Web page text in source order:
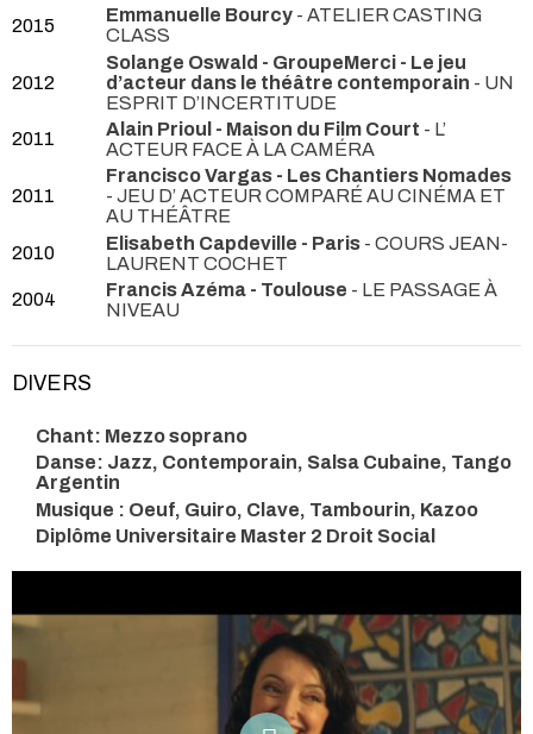
2015
Emmanuelle Bourcy - ATELIER CASTING
CLASS
2012
Solange Oswald - GroupeMerci - Le jeu
d’acteur dans le théâtre contemporain - UN
ESPRIT D’INCERTITUDE
2011
Alain Prioul - Maison du Film Court - L’
ACTEUR FACE À LA CAMÉRA
2011
Francisco Vargas - Les Chantiers Nomades
- JEU D’ ACTEUR COMPARÉ AU CINÉMA ET
AU THÉÂTRE
2010
Elisabeth Capdeville - Paris - COURS JEAN-
LAURENT COCHET
2004
Francis Azéma - Toulouse - LE PASSAGE À
NIVEAU
DIVERS
Chant: Mezzo soprano
Danse: Jazz, Contemporain, Salsa Cubaine, Tango
Argentin
Musique : Oeuf, Guiro, Clave, Tambourin, Kazoo
Diplôme Universitaire Master 2 Droit Social